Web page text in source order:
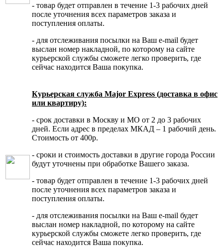
- товар будет отправлен в течение 1-3 рабочих дней
после уточнения всех параметров заказа и
поступления оплаты.
- для отслеживания посылки на Ваш e-mail будет
выслан номер накладной, по которому на сайте
курьерской службы сможете легко проверить, где
сейчас находится Ваша покупка.
Курьерская служба Major Express (доставка в офис
или квартиру):
- срок доставки в Москву и МО от 2 до 3 рабочих
дней. Если адрес в пределах МКАД – 1 рабочий день.
Стоимость от 400р.
- сроки и стоимость доставки в другие города России
будут уточнены при обработке Вашего заказа.
- товар будет отправлен в течение 1-3 рабочих дней
после уточнения всех параметров заказа и
поступления оплаты.
- для отслеживания посылки на Ваш e-mail будет
выслан номер накладной, по которому на сайте
курьерской службы сможете легко проверить, где
сейчас находится Ваша покупка.